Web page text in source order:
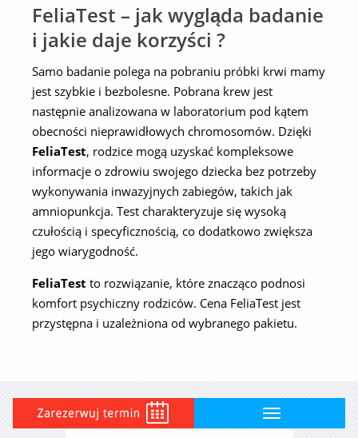
FeliaTest – jak wygląda badanie
i jakie daje korzyści ?
Samo badanie polega na pobraniu próbki krwi mamy
jest szybkie i bezbolesne. Pobrana krew jest
następnie analizowana w laboratorium pod kątem
obecności nieprawidłowych chromosomów. Dzięki
FeliaTest, rodzice mogą uzyskać kompleksowe
informacje o zdrowiu swojego dziecka bez potrzeby
wykonywania inwazyjnych zabiegów, takich jak
amniopunkcja. Test charakteryzuje się wysoką
czułością i specyficznością, co dodatkowo zwiększa
jego wiarygodność.
FeliaTest to rozwiązanie, które znacząco podnosi
komfort psychiczny rodziców. Cena FeliaTest jest
przystępna i uzależniona od wybranego pakietu.
Toggle
navigation